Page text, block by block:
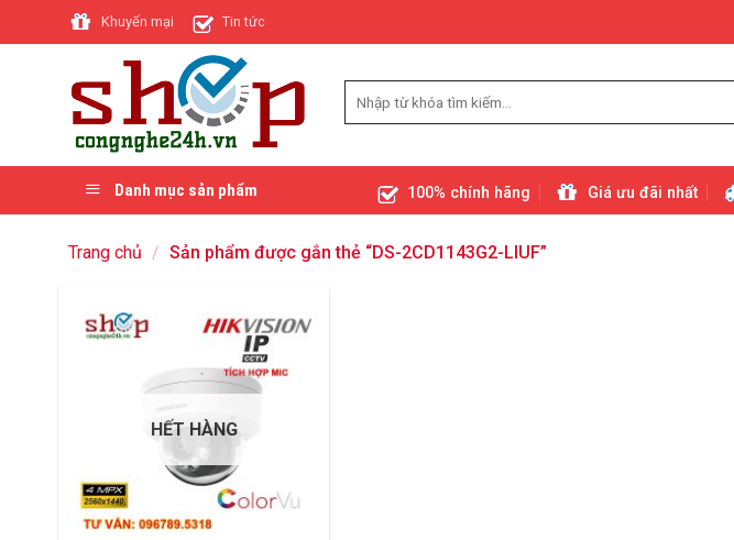
to
Khuyến mại Tin tức
Danh mục sản phẩm 100% chính hãng Giá ưu đãi nhất
Trang chủ / Sản phẩm được gắn thẻ “DS-2CD1143G2-LIUF”
HẾT HÀNG